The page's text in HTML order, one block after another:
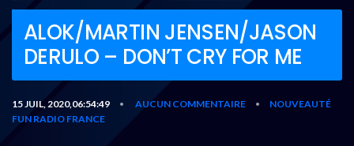
ALOK/MARTIN JENSEN/JASON
DERULO – DON’T CRY FOR ME
15 JUIL, 2020,06:54:49 • AUCUN COMMENTAIRE •
NOUVEAUTÉ
FUN RADIO FRANCE